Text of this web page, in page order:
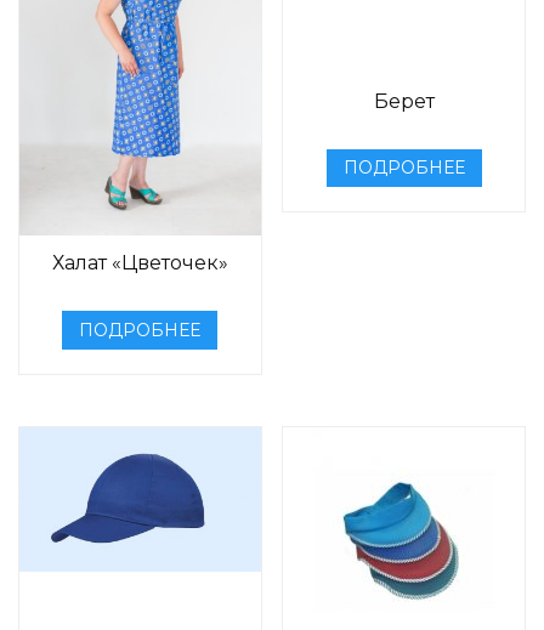
Халат «Цветочек»
ПОДРОБНЕЕ
Берет
ПОДРОБНЕЕ